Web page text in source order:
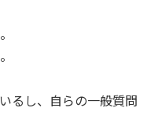
るし、自らの一般質問